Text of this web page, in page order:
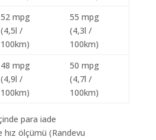
52 mpg
(4,5l /
100km)
55 mpg
(4,3l /
100km)
48 mpg
(4,9l /
100km)
50 mpg
(4,7l /
100km)
para iade
ölçümü (Randevu